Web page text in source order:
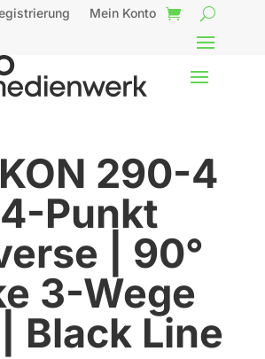
Mein Konto
290-4
| 4-Punkt
| 90°
3-Wege
Black Line